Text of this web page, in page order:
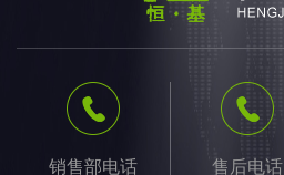
销售部电话 售后电话